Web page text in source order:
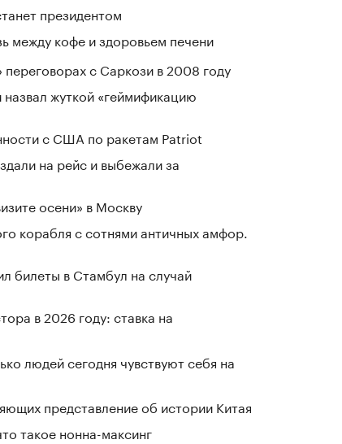
президентом
между кофе и здоровьем печени
с Саркози в 2008 году
жуткой «геймификацию
с США по ракетам Patriot
на рейс и выбежали за
осени» в Москву
корабля с сотнями античных амфор.
билеты в Стамбул на случай
в 2026 году: ставка на
людей сегодня чувствуют себя на
представление об истории Китая
такое нонна-максинг